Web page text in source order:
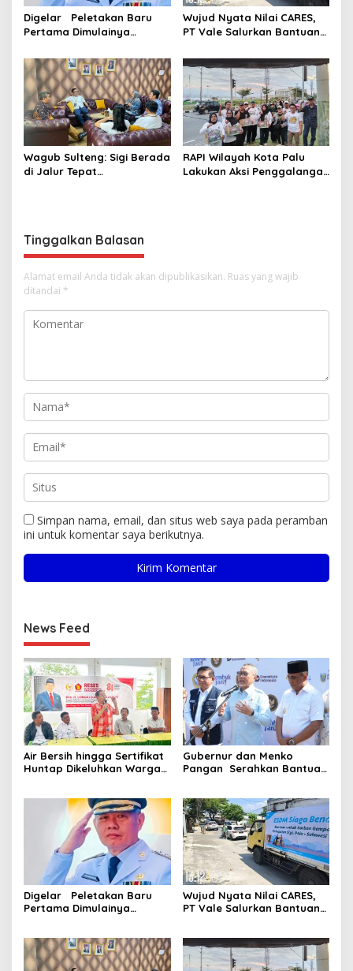
Digelar Peletakan Baru
Pertama Dimulainya
Sementara di Kamarora
Wujud Nyata Nilai CARES,
PT Vale Salurkan Bantuan
Gempa Sigi
Wagub Sulteng: Sigi Berada
di Jalur Tepat
RAPI Wilayah Kota Palu
Lakukan Aksi Penggalangan
Tinggalkan Balasan
Alamat email Anda tidak akan dipublikasikan. Ruas yang wajib
ditandai *
Simpan nama, email, dan situs web saya pada peramban
ini untuk komentar saya berikutnya.
News Feed
Air Bersih hingga Sertifikat
Huntap Dikeluhkan Warga
Gubernur dan Menko
Pangan Serahkan Bantuan
Digelar Peletakan Baru
Pertama Dimulainya
Wujud Nyata Nilai CARES,
PT Vale Salurkan Bantuan